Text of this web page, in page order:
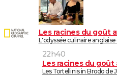
Les racines du goût
L'odyssée culinaire
22h40
Les racines du
Les Tortellinis in Brodo de